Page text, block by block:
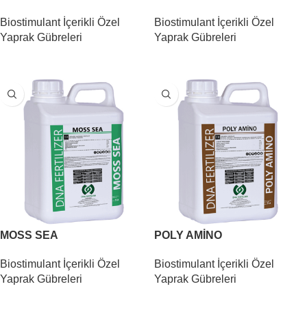
Biostimulant İçerikli Özel
Yaprak Gübreleri
Biostimulant İçerikli Özel
Yaprak Gübreleri
MOSS SEA
Biostimulant İçerikli Özel
Yaprak Gübreleri
POLY AMİNO
Biostimulant İçerikli Özel
Yaprak Gübreleri